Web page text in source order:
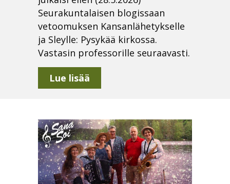
Seurakuntalaisen blogissaan
vetoomuksen Kansanlähetykselle
ja Sleylle: Pysykää kirkossa.
Vastasin professorille seuraavasti.
Lue lisää